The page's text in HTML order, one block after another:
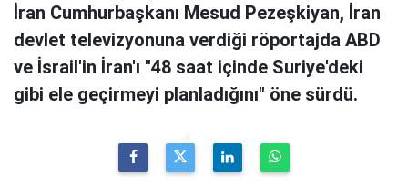
İran Cumhurbaşkanı Mesud Pezeşkiyan, İran
devlet televizyonuna verdiği röportajda ABD
ve İsrail'in İran'ı "48 saat içinde Suriye'deki
gibi ele geçirmeyi planladığını" öne sürdü.